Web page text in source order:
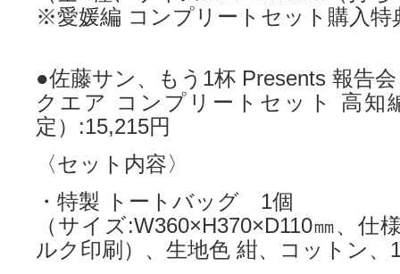
※愛媛編 コンプリートセット購入特
●佐藤サン、もう1杯 Presents 報告
クエア コンプリートセット 高
定）:15,215円
〈セット内容〉
・特製 トートバッグ 1個
（サイズ:W360×H370×D110㎜、仕
ルク印刷）、生地色 紺、コットン、